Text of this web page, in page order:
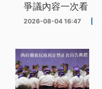
爭議內容一次看
2026-08-04 16:47